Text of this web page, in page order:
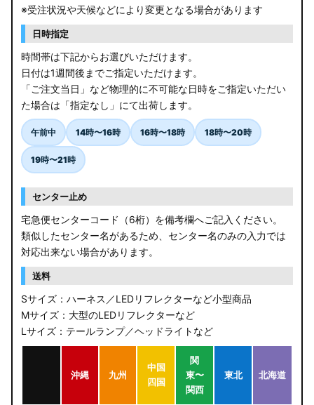
※受注状況や天候などにより変更となる場合があります
日時指定
時間帯は下記からお選びいただけます。
日付は1週間後までご指定いただけます。
「ご注文当日」など物理的に不可能な日時をご指定いただい
た場合は「指定なし」にて出荷します。
午前中 14時〜16時 16時〜18時 18時〜20時
19時〜21時
センター止め
宅急便センターコード（6桁）を備考欄へご記入ください。
類似したセンター名があるため、センター名のみの入力では
対応出来ない場合があります。
送料
Sサイズ：ハーネス／LEDリフレクターなど小型商品
Mサイズ：大型のLEDリフレクターなど
Lサイズ：テールランプ／ヘッドライトなど
沖縄 九州
中国
四国
関
東〜
関西
東北 北海道